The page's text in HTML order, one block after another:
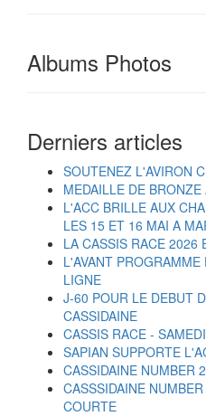
Albums Photos
Derniers articles
SOUTENEZ L'AVIRON
MEDAILLE DE
L'ACC BRILLE AUX
LES 15 ET 16 MAI A
LA CASSIS RACE 2026
L'AVANT
LIGNE
J-60 POUR LE DEBUT
CASSIDAINE
CASSIS RACE -
SAPIAN SUPPORTE
CASSIDAINE NUMBER
CASSSIDAINE
COURTE